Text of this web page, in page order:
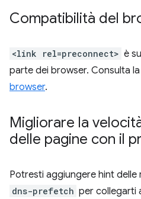
Compatibilità del
<link rel=preconnect> è
parte dei browser. Consulta
browser.
Migliorare la
delle pagine con il
Potresti aggiungere hint delle
dns-prefetch per collegarti